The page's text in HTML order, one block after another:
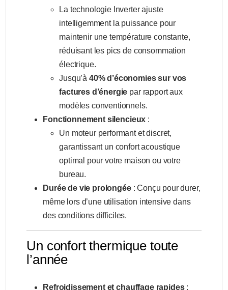
La technologie Inverter ajuste
intelligemment la puissance pour
maintenir une température constante,
réduisant les pics de consommation
électrique.
Jusqu’à 40% d’économies sur vos
factures d’énergie par rapport aux
modèles conventionnels.
Fonctionnement silencieux :
Un moteur performant et discret,
garantissant un confort acoustique
optimal pour votre maison ou votre
bureau.
Durée de vie prolongée: Conçu pour durer,
même lors d’une utilisation intensive dans
des conditions difficiles.
Un confort thermique toute
l’année
Refroidissement et chauffage rapides: